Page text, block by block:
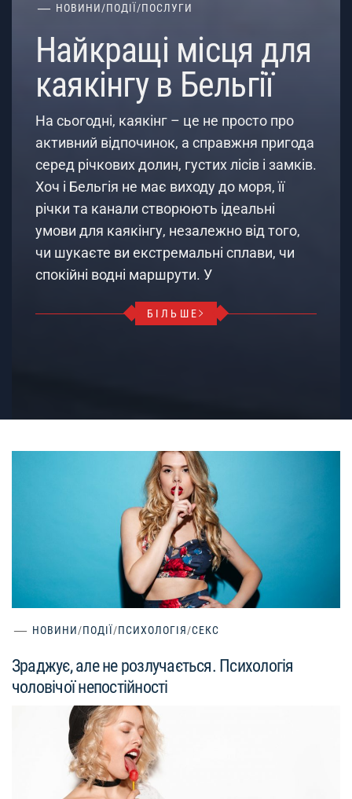
НОВИНИ/ПОДІЇ/ПОСЛУГИ
Найкращі місця для
каякінгу в Бельгії
На сьогодні, каякінг – це не просто про
активний відпочинок, а справжня пригода
серед річкових долин, густих лісів і замків.
Хоч і Бельгія не має виходу до моря, її
річки та канали створюють ідеальні
умови для каякінгу, незалежно від того,
чи шукаєте ви екстремальні сплави, чи
спокійні водні маршрути. У
БІЛЬШЕ
НОВИНИ/ПОДІЇ/ПСИХОЛОГІЯ/СЕКС
Зраджує, але не розлучається. Психологія
чоловічої непостійності